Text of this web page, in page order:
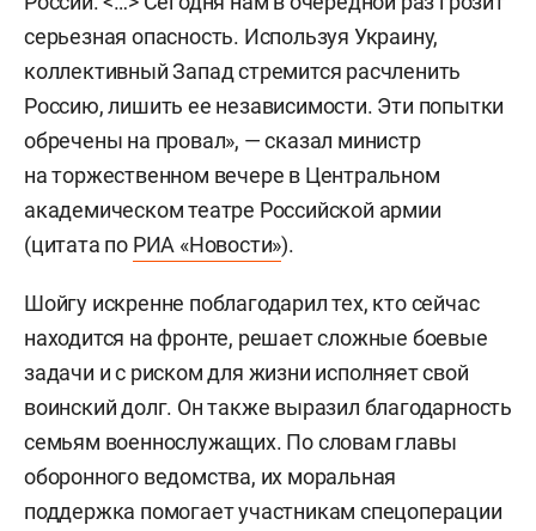
серьезная опасность. Используя Украину,
коллективный Запад стремится расчленить
Россию, лишить ее независимости. Эти попытки
обречены на провал», — сказал министр
на торжественном вечере в Центральном
академическом театре Российской армии
(цитата по РИА «Новости»).
Шойгу искренне поблагодарил тех, кто сейчас
находится на фронте, решает сложные боевые
задачи и с риском для жизни исполняет свой
воинский долг. Он также выразил благодарность
семьям военнослужащих. По словам главы
оборонного ведомства, их моральная
поддержка помогает участникам спецоперации